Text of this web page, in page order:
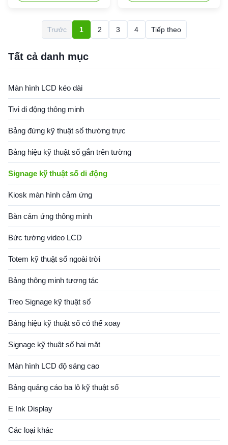
version, pc version Touch
untouchable Touch type:
capacitive touch Touch
6/10/20 points optional (nano
touch ...
inch portable floor standing
specification: Panel Size 43'
49' 55' customizable size
Trước 1 2 3 4 Tiếp theo
Tất cả danh mục
Màn hình LCD kéo dài
Tivi di động thông minh
Bảng đứng kỹ thuật số thường trực
Bảng hiệu kỹ thuật số gắn trên tường
Signage kỹ thuật số di động
Kiosk màn hình cảm ứng
Bàn cảm ứng thông minh
Bức tường video LCD
Totem kỹ thuật số ngoài trời
Bảng thông minh tương tác
Treo Signage kỹ thuật số
Bảng hiệu kỹ thuật số có thể xoay
Signage kỹ thuật số hai mặt
Màn hình LCD độ sáng cao
Bảng quảng cáo ba lô kỹ thuật số
E Ink Display
Các loại khác